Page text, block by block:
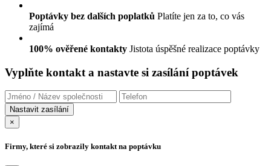
Poptávky bez dalších poplatků Platíte jen za to, co vás
zajímá
100% ověřené kontakty Jistota úspěšné realizace poptávky
Vyplňte kontakt a nastavte si zasílání poptávek
×
Firmy, které si zobrazily kontakt na poptávku